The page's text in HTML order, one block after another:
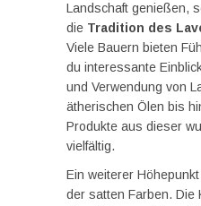
Landschaft genießen,
die Tradition des
Viele Bauern bieten
du interessante
und Verwendung von
ätherischen Ölen bis
Produkte aus dieser
vielfältig.
Ein weiterer
der satten Farben. Die